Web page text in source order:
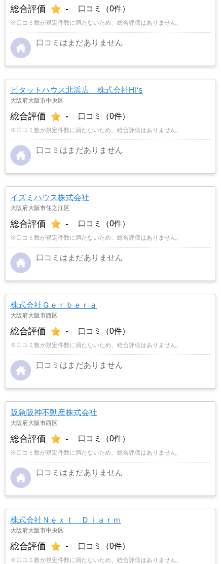
総合評価 - 口コミ（0件）
※口コミ数が規定件数に満たないため、総合評価はありません。
口コミはまだありません
ピタットハウス北浜店 株式会社HI‘s
大阪府大阪市中央区
総合評価 - 口コミ（0件）
※口コミ数が規定件数に満たないため、総合評価はありません。
口コミはまだありません
イズミハウス株式会社
大阪府大阪市住之江区
総合評価 - 口コミ（0件）
※口コミ数が規定件数に満たないため、総合評価はありません。
口コミはまだありません
株式会社Ｇｅｒｂｅｒａ
大阪府大阪市西区
総合評価 - 口コミ（0件）
※口コミ数が規定件数に満たないため、総合評価はありません。
口コミはまだありません
阪急阪神不動産株式会社
大阪府大阪市西区
総合評価 - 口コミ（0件）
※口コミ数が規定件数に満たないため、総合評価はありません。
口コミはまだありません
株式会社Ｎｅｘｔ Ｄｉａｒｍ
大阪府大阪市中央区
総合評価 - 口コミ（0件）
※口コミ数が規定件数に満たないため、総合評価はありません。